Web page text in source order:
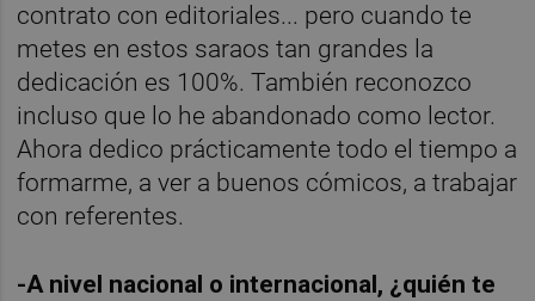
contrato con editoriales... pero cuando te
metes en estos saraos tan grandes la
dedicación es 100%. También reconozco
incluso que lo he abandonado como lector.
Ahora dedico prácticamente todo el tiempo a
formarme, a ver a buenos cómicos, a trabajar
con referentes.
-A nivel nacional o internacional, ¿quién te